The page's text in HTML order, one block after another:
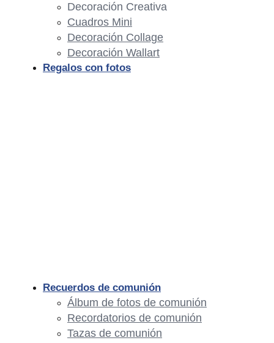
Decoración Creativa
Cuadros Mini
Decoración Collage
Decoración Wallart
Regalos con fotos
Recuerdos de comunión
Álbum de fotos de comunión
Recordatorios de comunión
Tazas de comunión